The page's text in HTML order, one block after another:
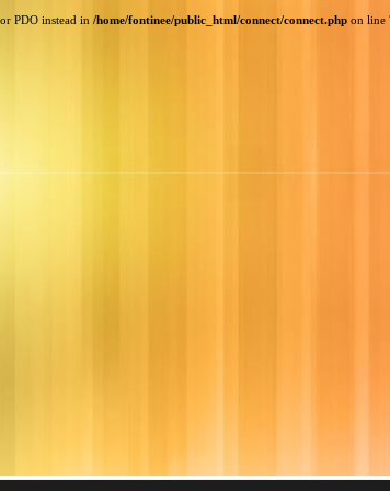
PDO instead in /home/fontinee/public_html/connect/connect.php on line